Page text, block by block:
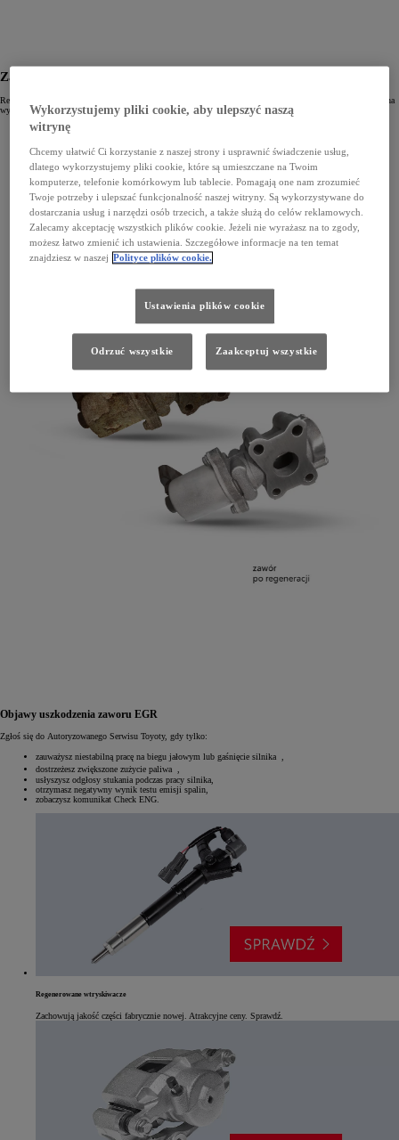
Zalety regenerowanych zaworów EGR
Regeneracja zaworów EGR odbywa się zgodnie z najwyższymi standardami jakości Toyoty i jest wykonywana
wyłącznie przez wykwalifikowanych specjalistów. Korzyści dla naszych Klientów to:
parametry pracy identyczne z częściami now ymi,
roczna gwarancja bez limitów kilometrów.
Objawy uszkodzenia zaworu EGR
Zgłoś się do Autoryzowanego Serwisu Toyoty, gdy tylko:
zauważysz niestabilną pracę na biegu jałowym lub gaśnięcie silnika ,
dostrzeżesz zwiększone zużycie paliwa ,
usłyszysz odgłosy stukania podczas pracy silnika,
otrzymasz negatywny wynik testu emisji spalin,
zobaczysz komunikat Check ENG.
Regenerowane wtryskiwacze
Zachowują jakość części fabrycznie nowej. Atrakcyjne ceny. Sprawdź.
Wykorzystujemy pliki cookie, aby ulepszyć naszą
witrynę
Chcemy ułatwić Ci korzystanie z naszej strony i usprawnić świadczenie usług,
dlatego wykorzystujemy pliki cookie, które są umieszczane na Twoim
komputerze, telefonie komórkowym lub tablecie. Pomagają one nam zrozumieć
Twoje potrzeby i ulepszać funkcjonalność naszej witryny. Są wykorzystywane do
dostarczania usług i narzędzi osób trzecich, a także służą do celów reklamowych.
Zalecamy akceptację wszystkich plików cookie. Jeżeli nie wyrażasz na to zgody,
możesz łatwo zmienić ich ustawienia. Szczegółowe informacje na ten temat
znajdziesz w naszej Polityce plików cookie.
Ustawienia plików cookie
Odrzuć wszystkie Zaakceptuj wszystkie